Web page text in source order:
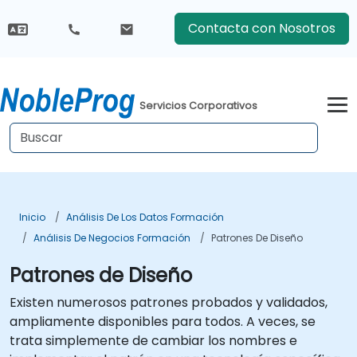
Contacta con Nosotros
Servicios Corporativos
Inicio
Análisis De Los Datos Formación
Análisis De Negocios Formación
Patrones De Diseño
Patrones de Diseño
Existen numerosos patrones probados y validados,
ampliamente disponibles para todos. A veces, se
trata simplemente de cambiar los nombres e